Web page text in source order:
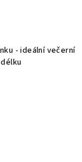
- ideální večerní